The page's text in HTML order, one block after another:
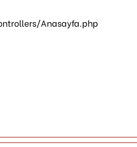
Anasayfa.php